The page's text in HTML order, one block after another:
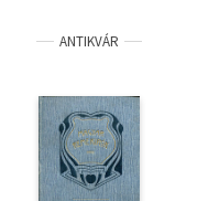
ANTIKVÁR